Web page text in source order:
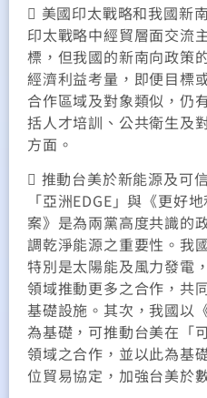
 美國印太戰略和我國新
印太戰略中經貿層面交流
標，但我國的新南向政策
經濟利益考量，即便目標
合作區域及對象類似，仍
括人才培訓、公共衛生及
方面。
 推動台美於新能源及可
「亞洲EDGE」與《更好
案》是為兩黨高度共識的
調乾淨能源之重要性。我
特別是太陽能及風力發電
領域推動更多之合作，共
基礎設施。其次，我國以
為基礎，可推動台美在「
領域之合作，並以此為基
位貿易協定，加強台美於